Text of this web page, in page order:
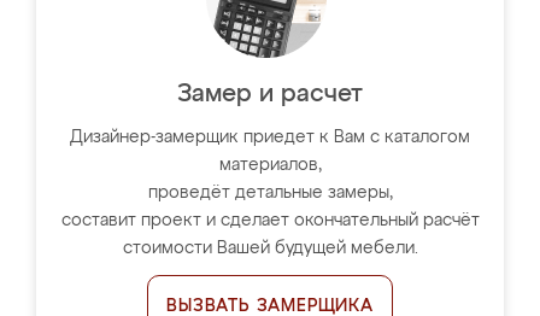
Замер и расчет
Дизайнер-замерщик приедет к Вам с каталогом
материалов,
проведёт детальные замеры,
составит проект и сделает окончательный расчёт
стоимости Вашей будущей мебели.
ВЫЗВАТЬ ЗАМЕРЩИКА